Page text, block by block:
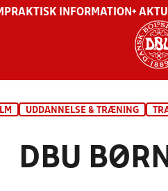
PRAKTISK INFORMATION +
UDDANNELSE & TRÆNING
DBU